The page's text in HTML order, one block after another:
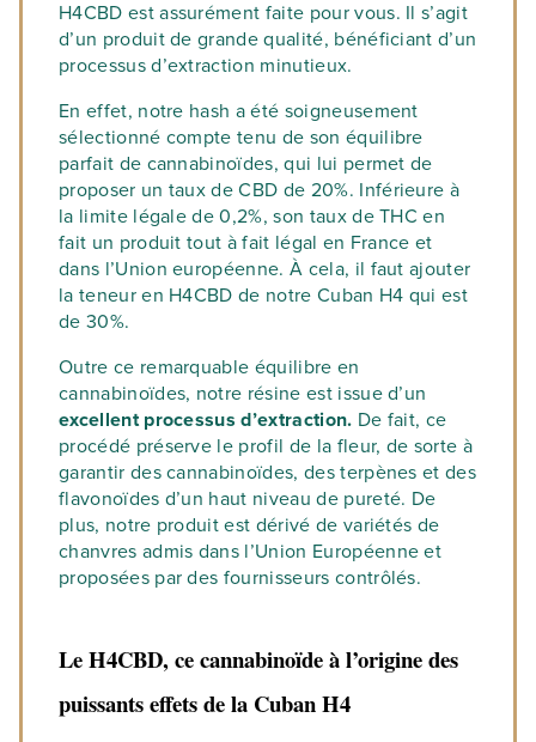
H4CBD est assurément faite pour vous. Il s’agit
d’un produit de grande qualité, bénéficiant d’un
processus d’extraction minutieux.
En effet, notre hash a été soigneusement
sélectionné compte tenu de son équilibre
parfait de cannabinoïdes, qui lui permet de
proposer un taux de CBD de 20%. Inférieure à
la limite légale de 0,2%, son taux de THC en
fait un produit tout à fait légal en France et
dans l’Union européenne. À cela, il faut ajouter
la teneur en H4CBD de notre Cuban H4 qui est
de 30%.
Outre ce remarquable équilibre en
cannabinoïdes, notre résine est issue d’un
excellent processus d’extraction. De fait, ce
procédé préserve le profil de la fleur, de sorte à
garantir des cannabinoïdes, des terpènes et des
flavonoïdes d’un haut niveau de pureté. De
plus, notre produit est dérivé de variétés de
chanvres admis dans l’Union Européenne et
proposées par des fournisseurs contrôlés.
Le H4CBD, ce cannabinoïde à l’origine des
puissants effets de la Cuban H4